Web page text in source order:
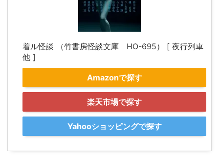
着ル怪談 （竹書房怪談文庫 HO-695） [ 夜行列車
他 ]
Amazonで探す
楽天市場で探す
Yahooショッピングで探す